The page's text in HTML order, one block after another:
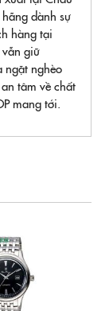
dành sự
hàng tại
giữ
ngặt nghèo
tâm về chất
mang tới.